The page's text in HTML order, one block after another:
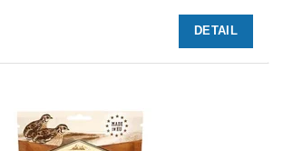
DETAIL